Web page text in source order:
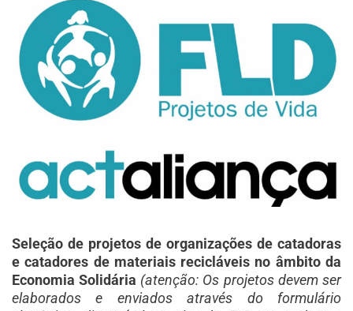
Seleção de projetos de organizações de catadoras
e catadores de materiais recicláveis no âmbito da
Economia Solidária (atenção: Os projetos devem ser
elaborados e enviados através do formulário